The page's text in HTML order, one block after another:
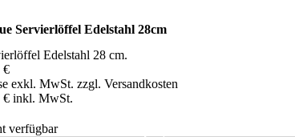
Servierlöffel Edelstahl 28cm
Edelstahl 28 cm.
€
exkl. MwSt. zzgl. Versandkosten
€ inkl. MwSt.
verfügbar